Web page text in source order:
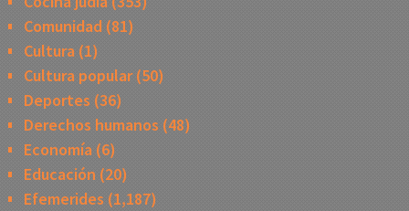
Comunidad(81)
Cultura(1)
Cultura popular(50)
Deportes (36)
Derechos humanos (48)
Economía(6)
Educación (20)
Efemerides (1,187)